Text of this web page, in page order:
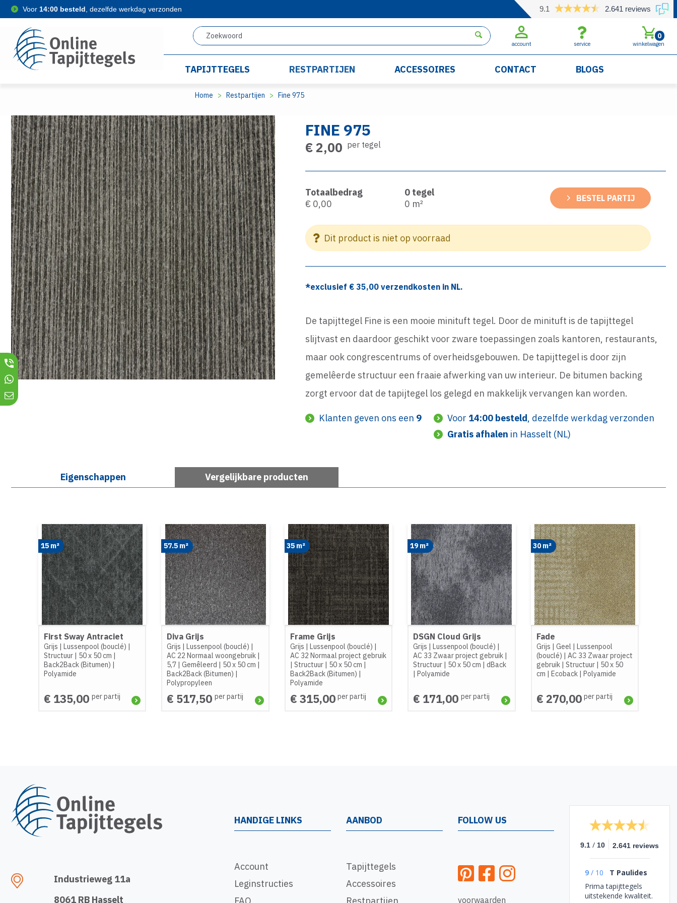
Voor 14:00 besteld , dezelfde werkdag verzonden 9.1 2.641 reviews
account service winkelwagen
0
TAPIJTTEGELS RESTPARTIJEN ACCESSOIRES CONTACT BLOGS
Home Restpartijen Fine 975
FINE 975
€ 2,00 per tegel
Totaalbedrag
€ 0,00
0 tegel
0 m² BESTEL PARTIJ
Dit product is niet op voorraad
*exclusief €35,00 verzendkosten in NL.
De tapijttegel Fine is een mooie minituft tegel. Door de minituft is de tapijttegel
slijtvast en daardoor geschikt voor zware toepassingen zoals kantoren, restaurants,
maar ook congrescentrums of overheidsgebouwen. De tapijttegel is door zijn
gemelêerde structuur een fraaie afwerking van uw interieur. De bitumen backing
zorgt ervoor dat de tapijtegel los gelegd en makkelijk vervangen kan worden.
Klanten geven ons een 9 Voor 14:00 besteld, dezelfde werkdag verzonden
Gratis afhalen in Hasselt (NL)
Eigenschappen Vergelijkbare producten
15 m²
First Sway Antraciet
Grijs | Lussenpool (bouclé) |
Structuur | 50 x 50 cm |
Back2Back (Bitumen) |
Polyamide
€ 135,00 per partij
57.5 m²
Diva Grijs
Grijs |Lussenpool (bouclé) |
AC 22 Normaal woongebruik |
5,7 |Gemêleerd | 50 x 50 cm |
Back2Back (Bitumen) |
Polypropyleen
€ 517,50 per partij
35 m²
Frame Grijs
Grijs | Lussenpool (bouclé) |
AC 32 Normaal project gebruik
| Structuur| 50 x 50 cm |
Back2Back (Bitumen) |
Polyamide
€ 315,00 per partij
19 m²
DSGN Cloud Grijs
Grijs |Lussenpool (bouclé) |
AC 33 Zwaar project gebruik |
Structuur | 50 x 50 cm |dBack
|Polyamide
€ 171,00 per partij
30 m²
Fade
Grijs | Geel | Lussenpool
(bouclé) | AC 33 Zwaar project
gebruik| Structuur| 50 x 50
cm | Ecoback| Polyamide
€ 270,00 per partij
Industrieweg 11a
8061 RB Hasselt
HANDIGE LINKS
Account
Leginstructies
FAQ
AANBOD
Tapijttegels
Accessoires
Restpartijen
FOLLOW US
voorwaarden
9.1 / 10 2.641 reviews
9 / 10
T Paulides
Prima tapijttegels
uitstekende kwaliteit.